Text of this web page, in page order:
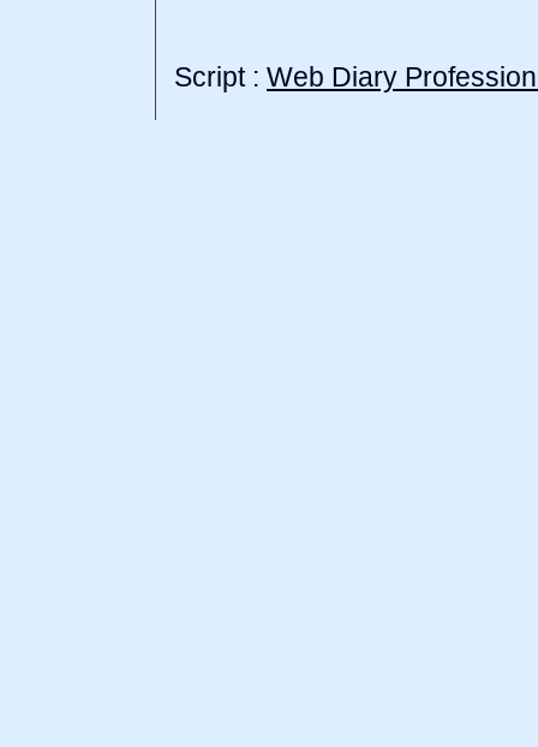
Script : Web Diary